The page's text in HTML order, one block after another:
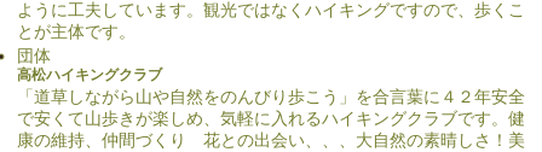
ように工夫しています。観光ではなくハイキングですので、歩くこ
とが主体です。
団体
高松ハイキングクラブ
「道草しながら山や自然をのんびり歩こう」を合言葉に４２年安全
で安くて山歩きが楽しめ、気軽に入れるハイキングクラブです。健
康の維持、仲間づくり 花との出会い、、、大自然の素晴しさ！美